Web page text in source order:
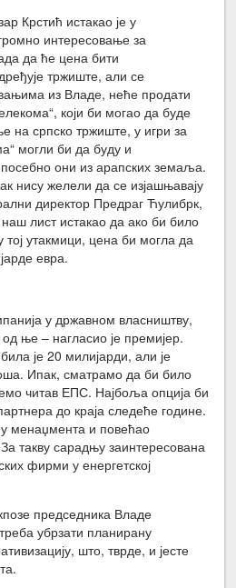
Крстић истакао је у
интересовање за
да ће цена бити
тржиште, али се
из Владе, неће продати
који би могао да буде
на српско тржиште, у игри за
могли би да буду и
они из арапских земаља.
нису желели да се изјашњавају
директор Предраг Ћулибрк,
лист истакао да ако би било
утакмици, цена би могла да
евра.
у државном власништву,
ње – нагласио је премијер.
је 20 милијарди, али је
Ипак, сматрамо да би било
читав ЕПС. Најбоља опција би
до краја следеће године.
менаџмента и повећао
такву сарадњу заинтересована
фирми у енергетској
председника Владе
убрзати планирану
што, тврде, и јесте